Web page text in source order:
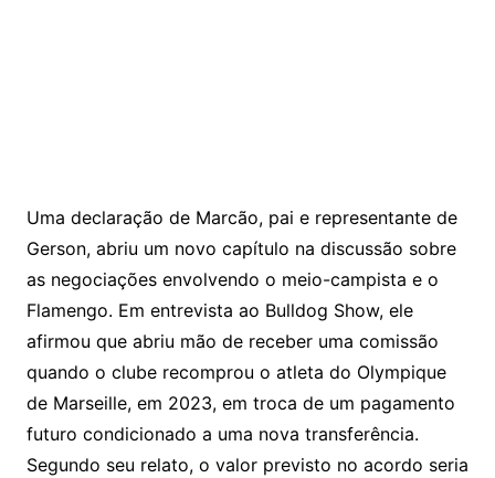
Uma declaração de Marcão, pai e representante de
Gerson, abriu um novo capítulo na discussão sobre
as negociações envolvendo o meio-campista e o
Flamengo. Em entrevista ao Bulldog Show, ele
afirmou que abriu mão de receber uma comissão
quando o clube recomprou o atleta do Olympique
de Marseille, em 2023, em troca de um pagamento
futuro condicionado a uma nova transferência.
Segundo seu relato, o valor previsto no acordo seria